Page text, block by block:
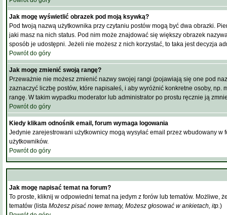
Jak mogę wyświetlić obrazek pod moją ksywką?
Pod twoją nazwą użytkownika przy czytaniu postów mogą być dwa obrazki.
jaki masz na nich status. Pod nim może znajdować się większy obrazek
sposób je udostępni. Jeżeli nie możesz z nich korzystać, to taka jest decyzja
Powrót do góry
Jak mogę zmienić swoją rangę?
Przeważnie nie możesz zmienić nazwy swojej rangi (pojawiają się one pod
zaznaczyć liczbę postów, które napisałeś, i aby wyróżnić konkretne osoby,
rangę. W takim wypadku moderator lub administrator po prostu ręcznie ją
Powrót do góry
Kiedy klikam odnośnik email, forum wymaga logowania
Jedynie zarejestrowani użytkownicy mogą wysyłać email przez wbudowany
użytkowników.
Powrót do góry
Jak mogę napisać temat na forum?
To proste, kliknij w odpowiedni temat na jedym z forów lub tematów. Możliwe,
tematów (lista Możesz pisać nowe tematy, Możesz głosować w ankietach, itp.)